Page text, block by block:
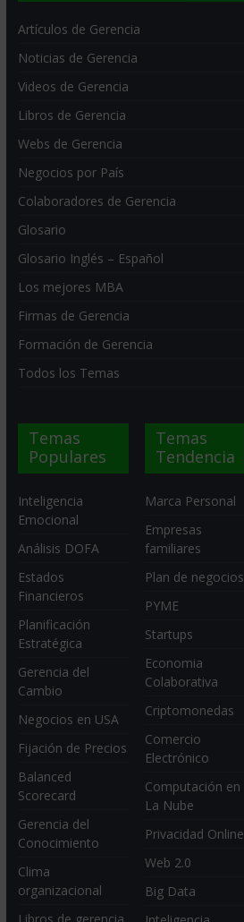
Artículos de Gerencia
Noticias de Gerencia
Videos de Gerencia
Libros de Gerencia
Webs de Gerencia
Negocios por País
Colaboradores de Gerencia
Glosario
Glosario Inglés – Español
Los mejores MBA
Firmas de Gerencia
Formación de Gerencia
Todos los Temas
Temas
Populares
Inteligencia
Emocional
Análisis DOFA
Estados
Financieros
Planificación
Estratégica
Gerencia del
Cambio
Negocios en USA
Fijación de Precios
Balanced
Scorecard
Gerencia del
Conocimiento
Clima
organizacional
Temas
Tendencia
Marca Personal
Empresas
familiares
Plan de negocios
PYME
Startups
Economia
Colaborativa
Criptomonedas
Comercio
Electrónico
Computación en
La Nube
Privacidad Online
Web 2.0
Big Data